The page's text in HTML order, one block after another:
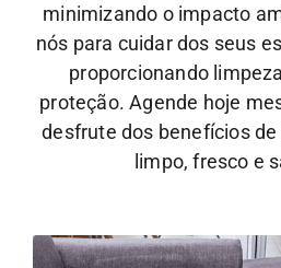
minimizando o impacto
nós para cuidar dos seus
proporcionando
proteção. Agende hoje
desfrute dos benefícios
limpo, fresco e